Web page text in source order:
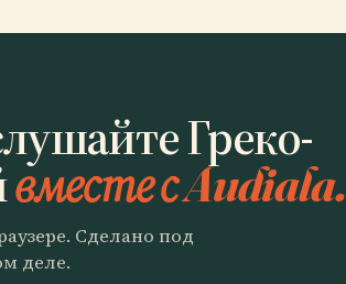
Греко-
вместе с Audiala.
Сделано под
деле.